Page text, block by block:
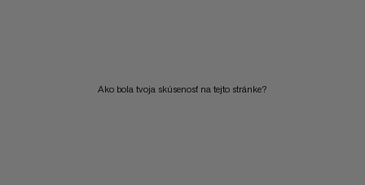
Ako bola tvoja skúsenosť na tejto stránke?